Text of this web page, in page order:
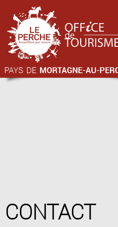
CONTACT